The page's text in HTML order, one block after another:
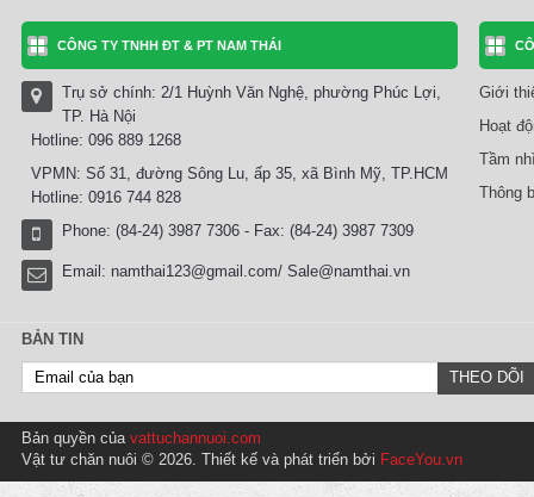
CÔNG TY TNHH ĐT & PT NAM THÁI
Trụ sở chính: 2/1 Huỳnh Văn Nghệ, phường Phúc Lợi,
TP. Hà Nội
Hotline: 096 889 1268
VPMN: Số 31, đường Sông Lu, ấp 35, xã Bình Mỹ, TP.HCM
Hotline: 0916 744 828
Phone: (84-24) 3987 7306 - Fax: (84-24) 3987 7309
Email: namthai123@gmail.com/ Sale@namthai.vn
Giới
Hoạt
Tầm
Thông
BẢN TIN
Bản quyền của vattuchannuoi.com
Vật tư chăn nuôi © 2026. Thiết kế và phát triển bởi FaceYou.vn